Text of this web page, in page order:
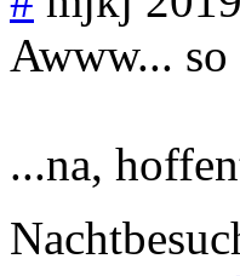
Awww... so
...na,